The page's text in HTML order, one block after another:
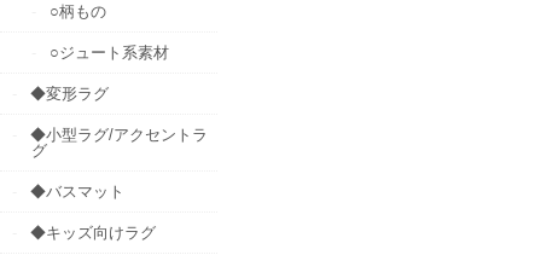
○柄もの
○ジュート系素材
◆変形ラグ
◆小型ラグ/アクセントラ
グ
◆バスマット
◆キッズ向けラグ